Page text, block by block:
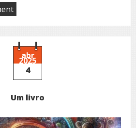
on
ave
llegó
y
dijo
abr
2025
4
Um livro